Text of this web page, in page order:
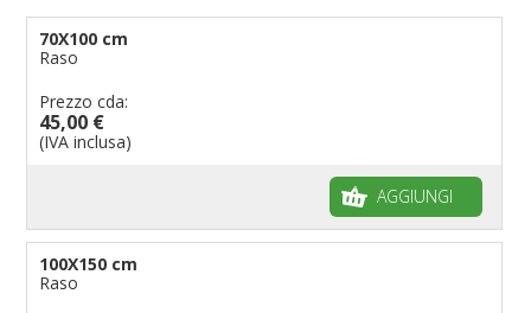
70X100 cm
Raso
Prezzo cda:
45,00 €
(IVA inclusa)
AGGIUNGI
100X150 cm
Raso